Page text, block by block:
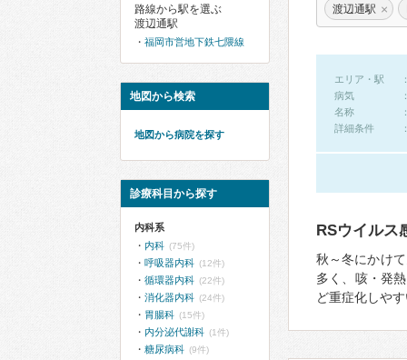
渡辺通駅 ×
エリア・駅
病気
名称
詳細条件
RSウイルス
秋～冬にかけ
多く、咳・発
ど重症化しや
路線から駅を選ぶ
渡辺通駅
福岡市営地下鉄七隈線
地図から検索
地図から病院を探す
診療科目から探す
内科系
内科 (75件)
呼吸器内科 (12件)
循環器内科 (22件)
消化器内科 (24件)
胃腸科 (15件)
内分泌代謝科 (1件)
糖尿病科 (9件)